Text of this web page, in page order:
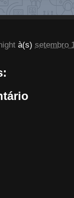
à(s) setembro